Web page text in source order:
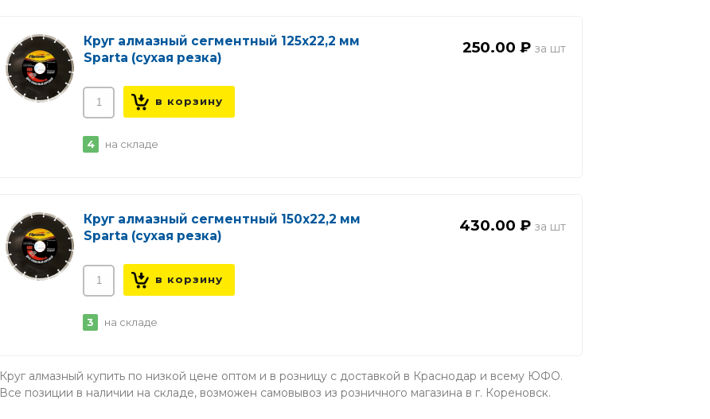
Круг алмазный сегментный 125х22,2 мм
Sparta (сухая резка)
250.00 ₽
4 на складе
Круг алмазный сегментный 150х22,2 мм
Sparta (сухая резка)
430.00 ₽
3 на складе
Круг алмазный купить по низкой цене оптом и в розницу с доставкой в Краснодар и всему ЮФО.
Все позиции в наличии на складе, возможен самовывоз из розничного магазина в г. Кореновск.